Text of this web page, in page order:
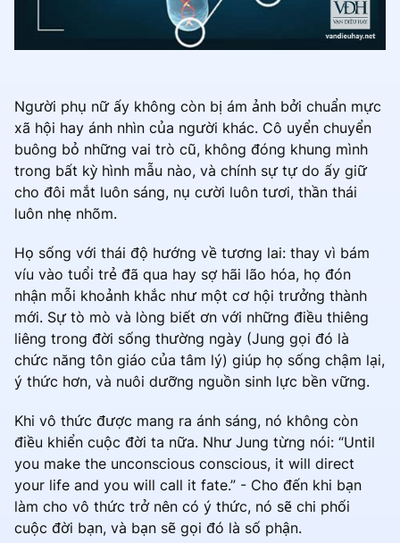
Người phụ nữ ấy không còn bị ám ảnh bởi chuẩn mực
xã hội hay ánh nhìn của người khác. Cô uyển chuyển
buông bỏ những vai trò cũ, không đóng khung mình
trong bất kỳ hình mẫu nào, và chính sự tự do ấy giữ
cho đôi mắt luôn sáng, nụ cười luôn tươi, thần thái
luôn nhẹ nhõm.
Họ sống với thái độ hướng về tương lai: thay vì bám
víu vào tuổi trẻ đã qua hay sợ hãi lão hóa, họ đón
nhận mỗi khoảnh khắc như một cơ hội trưởng thành
mới. Sự tò mò và lòng biết ơn với những điều thiêng
liêng trong đời sống thường ngày (Jung gọi đó là
chức năng tôn giáo của tâm lý) giúp họ sống chậm lại,
ý thức hơn, và nuôi dưỡng nguồn sinh lực bền vững.
Khi vô thức được mang ra ánh sáng, nó không còn
điều khiển cuộc đời ta nữa. Như Jung từng nói: “Until
you make the unconscious conscious, it will direct
your life and you will call it fate.” - Cho đến khi bạn
làm cho vô thức trở nên có ý thức, nó sẽ chi phối
cuộc đời bạn, và bạn sẽ gọi đó là số phận.